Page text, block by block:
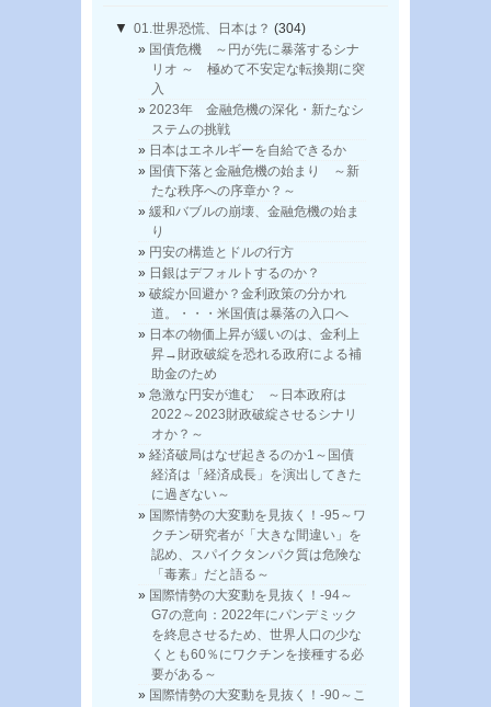
▼ 01.世界恐慌、日本は？ (304)
国債危機 ～円が先に暴落するシナ
リオ ～ 極めて不安定な転換期に突
入
2023年 金融危機の深化・新たなシ
ステムの挑戦
日本はエネルギーを自給できるか
国債下落と金融危機の始まり ～新
たな秩序への序章か？～
緩和バブルの崩壊、金融危機の始ま
り
円安の構造とドルの行方
日銀はデフォルトするのか？
破綻か回避か？金利政策の分かれ
道。・・・米国債は暴落の入口へ
日本の物価上昇が緩いのは、金利上
昇→財政破綻を恐れる政府による補
助金のため
急激な円安が進む ～日本政府は
2022～2023財政破綻させるシナリ
オか？～
経済破局はなぜ起きるのか1～国債
経済は「経済成長」を演出してきた
に過ぎない～
国際情勢の大変動を見抜く！-95～ワ
クチン研究者が「大きな間違い」を
認め、スパイクタンパク質は危険な
「毒素」だと語る～
国際情勢の大変動を見抜く！-94～
G7の意向：2022年にパンデミック
を終息させるため、世界人口の少な
くとも60％にワクチンを接種する必
要がある～
国際情勢の大変動を見抜く！-90～こ